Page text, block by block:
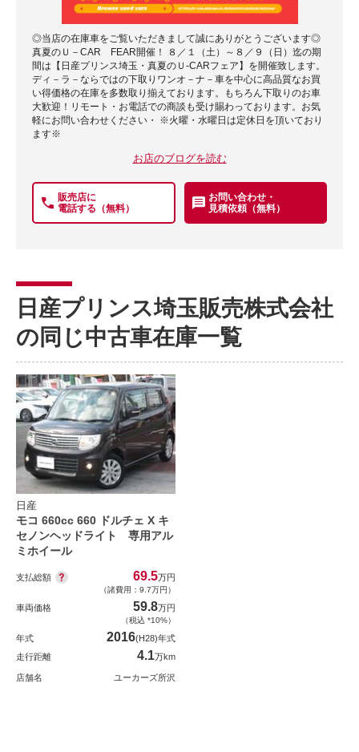
◎当店の在庫車をご覧いただきまして誠にありがとうございます◎
真夏のＵ－CAR FEAR開催！ ８／１（土）～８／９（日）迄の期
間は【日産プリンス埼玉・真夏のＵ-CARフェア】を開催致します。
ディ－ラ－ならではの下取りワンオ－ナ－車を中心に高品質なお買
い得価格の在庫を多数取り揃えております。もちろん下取りのお車
大歓迎！リモート・お電話での商談も受け賜わっております。お気
軽にお問い合わせください・ ※火曜・水曜日は定休日を頂いており
ます※
お店のブログを読む
販売店に
電話する（無料）
お問い合わせ・
見積依頼（無料）
日産プリンス埼玉販売株式会社
の同じ中古車在庫一覧
日産
モコ 660cc 660 ドルチェ X キ
セノンヘッドライト 専用アル
ミホイール
支払総額 69.5万円
（諸費用：9.7万円）
車両価格 59.8万円
（税込 *10%）
年式 2016(H28)年式
走行距離
4.1万km
店舗名 ユーカーズ所沢